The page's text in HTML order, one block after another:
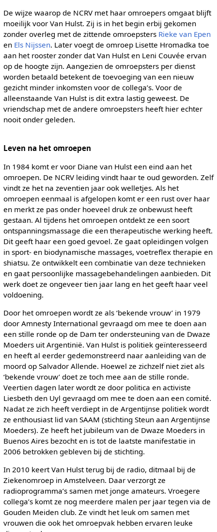
De wijze waarop de NCRV met haar omroepers omgaat blijft
moeilijk voor Van Hulst. Zij is in het begin erbij gekomen
zonder overleg met de zittende omroepsters Rieke van Epen
en Els Nijssen. Later voegt de omroep Lisette Hromadka toe
aan het rooster zonder dat Van Hulst en Leni Couvée ervan
op de hoogte zijn. Aangezien de omroepsters per dienst
worden betaald betekent de toevoeging van een nieuw
gezicht minder inkomsten voor de collega’s. Voor de
alleenstaande Van Hulst is dit extra lastig geweest. De
vriendschap met de andere omroepsters heeft hier echter
nooit onder geleden.
Leven na het omroepen
In 1984 komt er voor Diane van Hulst een eind aan het
omroepen. De NCRV leiding vindt haar te oud geworden. Zelf
vindt ze het na zeventien jaar ook welletjes. Als het
omroepen eenmaal is afgelopen komt er een rust over haar
en merkt ze pas onder hoeveel druk ze onbewust heeft
gestaan. Al tijdens het omroepen ontdekt ze een soort
ontspanningsmassage die een therapeutische werking heeft.
Dit geeft haar een goed gevoel. Ze gaat opleidingen volgen
in sport- en biodynamische massages, voetreflex therapie en
shiatsu. Ze ontwikkelt een combinatie van deze technieken
en gaat persoonlijke massagebehandelingen aanbieden. Dit
werk doet ze ongeveer tien jaar lang en het geeft haar veel
voldoening.
Door het omroepen wordt ze als ‘bekende vrouw’ in 1979
door Amnesty International gevraagd om mee te doen aan
een stille ronde op de Dam ter ondersteuning van de Dwaze
Moeders uit Argentinië. Van Hulst is politiek geïnteresseerd
en heeft al eerder gedemonstreerd naar aanleiding van de
moord op Salvador Allende. Hoewel ze zichzelf niet ziet als
‘bekende vrouw’ doet ze toch mee aan de stille ronde.
Veertien dagen later wordt ze door politica en activiste
Liesbeth den Uyl gevraagd om mee te doen aan een comité.
Nadat ze zich heeft verdiept in de Argentijnse politiek wordt
ze enthousiast lid van SAAM (stichting Steun aan Argentijnse
Moeders). Ze heeft het jubileum van de Dwaze Moeders in
Buenos Aires bezocht en is tot de laatste manifestatie in
2006 betrokken gebleven bij de stichting.
In 2010 keert Van Hulst terug bij de radio, ditmaal bij de
Ziekenomroep in Amstelveen. Daar verzorgt ze
radioprogramma’s samen met jonge amateurs. Vroegere
collega’s komt ze nog meerdere malen per jaar tegen via de
Gouden Meiden club. Ze vindt het leuk om samen met
vrouwen die ook het omroepvak hebben ervaren leuke